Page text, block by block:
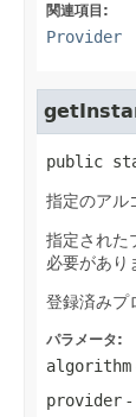
関連項目:
Provider
public
指定のアル
指定され
必要があり
登録済みプ
パラメータ:
algorithm
provider -